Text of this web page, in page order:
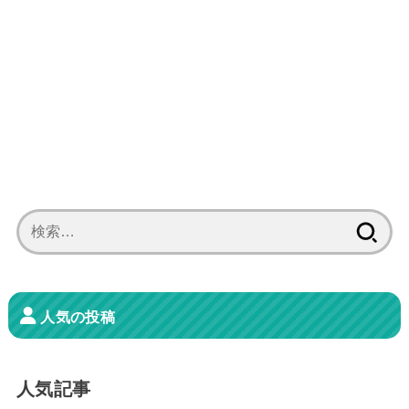
索:
人気の投稿
人気記事